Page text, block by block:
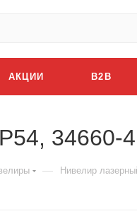
АКЦИИ B2B
34660-4
— Нивелир